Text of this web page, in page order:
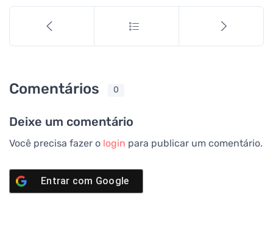
Comentários 0
Deixe um comentário
Você precisa fazer o login para publicar um comentário.
Entrar com Google